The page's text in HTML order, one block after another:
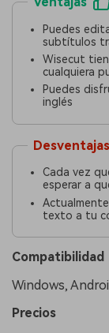
Puedes
subtítulos
Wisecut
cualquiera
Puedes
inglés
Cada vez
esperar a
texto a tu
Compatibilidad
Windows,
󠀰Precios󠀲󠀩󠀠󠀥󠀨󠀠󠀦󠀣